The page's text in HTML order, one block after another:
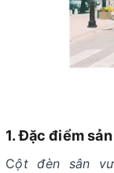
1. Đặc điểm
Cột đèn sân